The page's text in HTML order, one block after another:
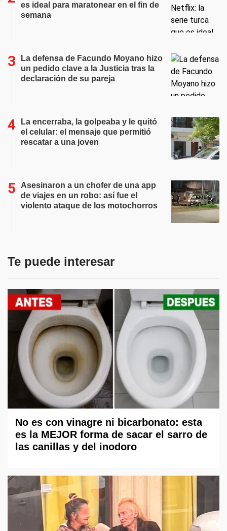
es ideal para maratonear en el fin de
semana
La defensa de Facundo Moyano hizo
un pedido clave a la Justicia tras la
declaración de su pareja
La encerraba, la golpeaba y le quitó
el celular: el mensaje que permitió
rescatar a una joven
Asesinaron a un chofer de una app
de viajes en un robo: así fue el
violento ataque de los motochorros
Te puede interesar
No es con vinagre ni bicarbonato: esta
es la MEJOR forma de sacar el sarro de
las canillas y del inodoro